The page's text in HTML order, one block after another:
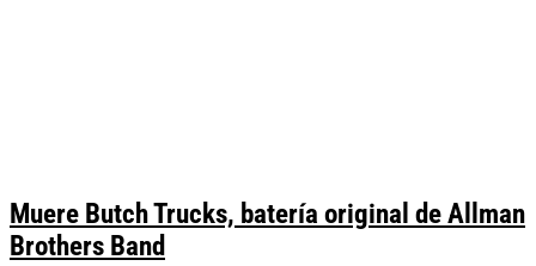
Muere Butch Trucks, batería original de Allman
Brothers Band